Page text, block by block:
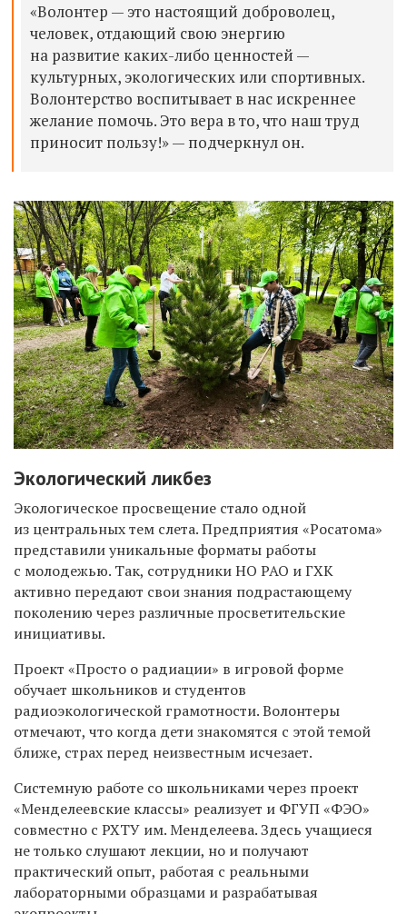
«Волонтер — это настоящий доброволец,
человек, отдающий свою энергию
на развитие каких-либо ценностей —
культурных, экологических или спортивных.
Волонтерство воспитывает в нас искреннее
желание помочь. Это вера в то, что наш труд
приносит пользу!» — подчеркнул он.
Экологический ликбез
Экологическое просвещение стало одной
из центральных тем слета. Предприятия «Росатома»
представили уникальные форматы работы
с молодежью. Так, сотрудники НО РАО и ГХК
активно передают свои знания подрастающему
поколению через различные просветительские
инициативы.
Проект «Просто о радиации» в игровой форме
обучает школьников и студентов
радиоэкологической грамотности.Волонтеры
отмечают, что когда дети знакомятся с этой темой
ближе, страх перед неизвестным исчезает.
Системную работе со школьниками через проект
«Менделеевские классы» реализует и ФГУП «ФЭО»
совместно с РХТУ им. Менделеева. Здесь учащиеся
не только слушают лекции, но и получают
практический опыт, работая с реальными
лабораторными образцами и разрабатывая